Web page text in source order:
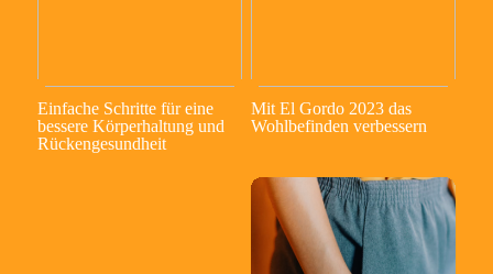
Einfache Schritte für eine
bessere Körperhaltung und
Rückengesundheit
Mit El Gordo 2023 das
Wohlbefinden verbessern